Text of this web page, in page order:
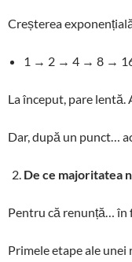
Creșterea
1 → 2 → 4 → 8 →
La început, pare
Dar, după un punct…
De ce majoritatea
Pentru că renunță… în
Primele etape ale unei